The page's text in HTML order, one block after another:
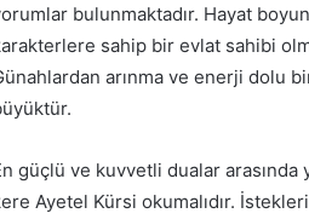
bulunmaktadır. Hayat
sahip bir evlat sahibi
arınma ve enerji dolu
güçlü ve kuvvetli dualar
Ayetel Kürsi okumalıdır.